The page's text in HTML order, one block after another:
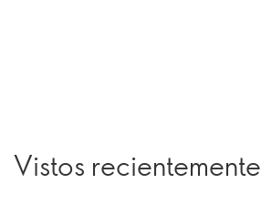
Vistos recientemente